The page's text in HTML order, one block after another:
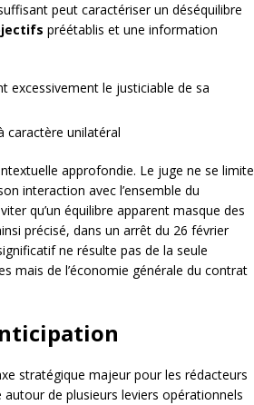
peut caractériser un déséquilibre
préétablis et une information
excessivement le justiciable de sa
caractère unilatéral
approfondie. Le juge ne se limite
interaction avec l’ensemble du
qu’un équilibre apparent masque des
précisé, dans un arrêt du 26 février
ne résulte pas de la seule
mais de l’économie générale du contrat
stratégique majeur pour les rédacteurs
autour de plusieurs leviers opérationnels